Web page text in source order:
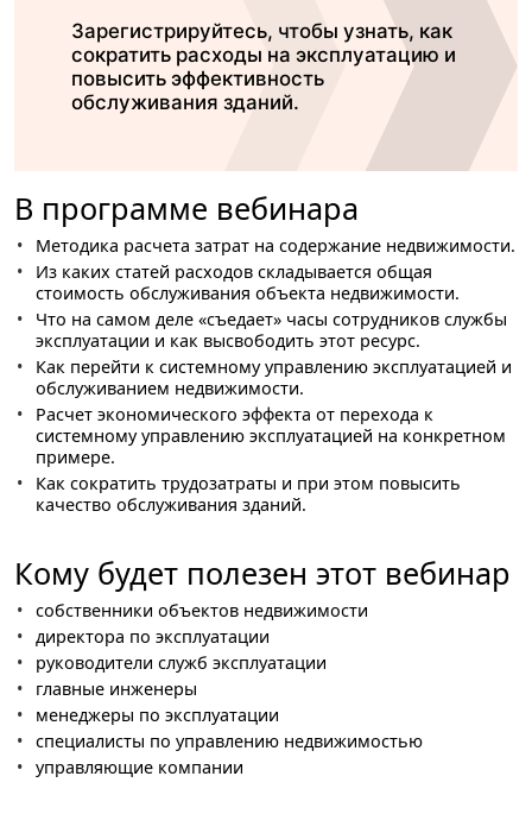
Зарегистрируйтесь, чтобы узнать, как
сократить расходы на эксплуатацию и
повысить эффективность
обслуживания зданий.
В программе вебинара
Методика расчета затрат на содержание недвижимости.
Из каких статей расходов складывается общая
стоимость обслуживания объекта недвижимости.
Что на самом деле «съедает» часы сотрудников службы
эксплуатации и как высвободить этот ресурс.
Как перейти к системному управлению эксплуатацией и
обслуживанием недвижимости.
Расчет экономического эффекта от перехода к
системному управлению эксплуатацией на конкретном
примере.
Как сократить трудозатраты и при этом повысить
качество обслуживания зданий.
Кому будет полезен этот вебинар
собственники объектов недвижимости
директора по эксплуатации
руководители служб эксплуатации
главные инженеры
менеджеры по эксплуатации
специалисты по управлению недвижимостью
управляющие компании